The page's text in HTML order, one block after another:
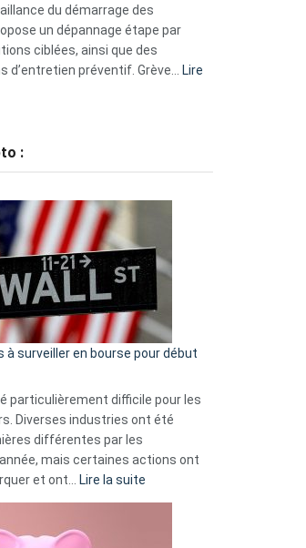
eufy
du démarrage des
un dépannage étape par
ciblées, ainsi que des
d’entretien préventif. Grève… Lire
:
à surveiller en bourse pour début
particulièrement difficile pour les
Diverses industries ont été
différentes par les
mais certaines actions ont
et ont… Lire la suite
Top